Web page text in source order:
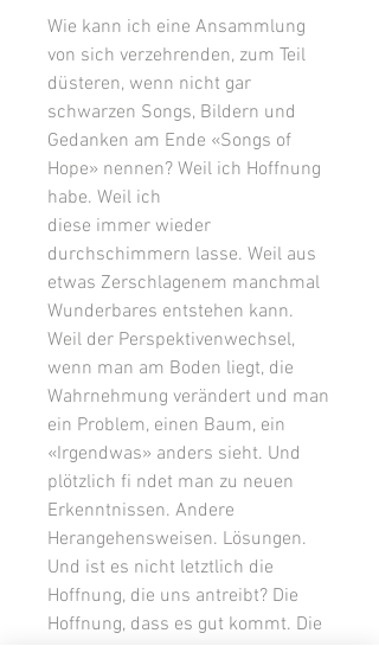
Wie kann ich eine Ansammlung
von sich verzehrenden, zum Teil
düsteren, wenn nicht gar
schwarzen Songs, Bildern und
Gedanken am Ende «Songs of
Hope» nennen? Weil ich Hoffnung
habe. Weil ich
diese immer wieder
durchschimmern lasse. Weil aus
etwas Zerschlagenem manchmal
Wunderbares entstehen kann.
Weil der Perspektivenwechsel,
wenn man am Boden liegt, die
Wahrnehmung verändert und man
ein Problem, einen Baum, ein
«Irgendwas» anders sieht. Und
plötzlich fi ndet man zu neuen
Erkenntnissen. Andere
Herangehensweisen. Lösungen.
Und ist es nicht letztlich die
Hoffnung, die uns antreibt? Die
Hoffnung, dass es gut kommt. Die